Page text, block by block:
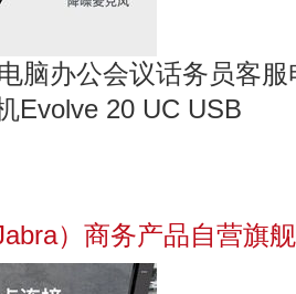
脑办公会议话务员客
Evolve 20 UC USB
）商务产品自营旗